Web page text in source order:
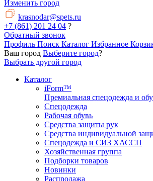
Изменить город
krasnodar@spets.ru
+7 (861) 201 24 04 ?
Обратный звонок
Профиль Поиск Каталог Избранное
Ваш город Выберите город?
Выбрать другой город
Каталог
iForm™
Премиальная спецодежда и
Спецодежда
Рабочая обувь
Средства защиты рук
Средства индивидуальной
Спецодежда и СИЗ ХАССП
Хозяйственная группа
Подборки товаров
Новинки
Распродажа